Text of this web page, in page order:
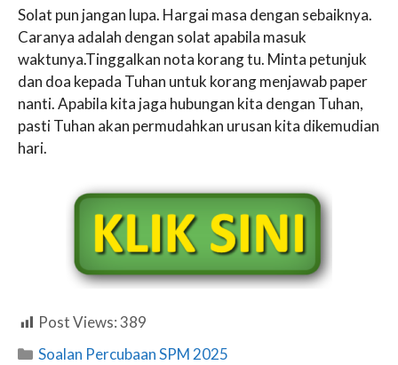
Solat pun jangan lupa. Hargai masa dengan sebaiknya.
Caranya adalah dengan solat apabila masuk
waktunya.Tinggalkan nota korang tu. Minta petunjuk
dan doa kepada Tuhan untuk korang menjawab paper
nanti. Apabila kita jaga hubungan kita dengan Tuhan,
pasti Tuhan akan permudahkan urusan kita dikemudian
hari.
Post Views:389
Categories
Soalan Percubaan SPM 2025